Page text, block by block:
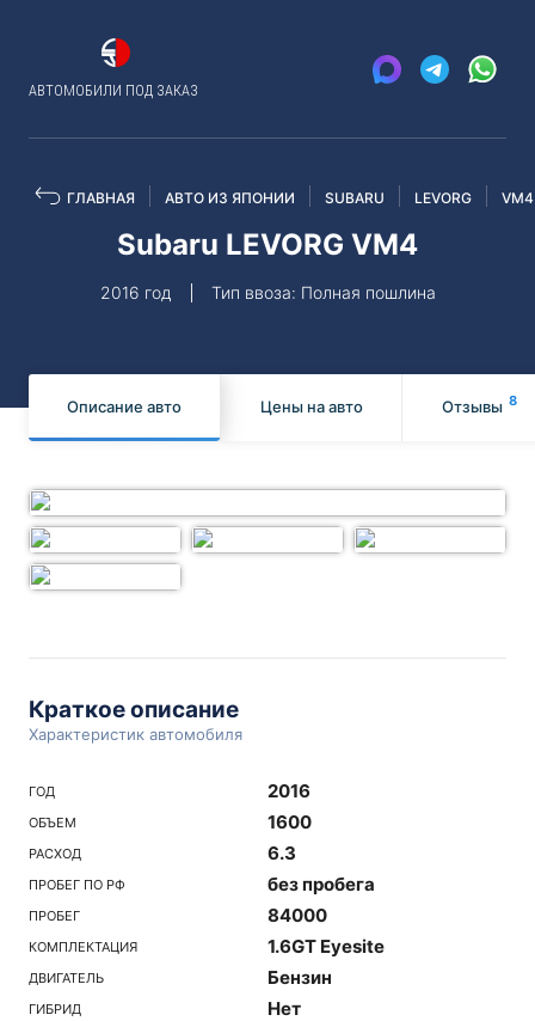
АВТОМОБИЛИ ПОД ЗАКАЗ
ГЛАВНАЯ АВТО ИЗ ЯПОНИИ SUBARU LEVORG VM4
Subaru LEVORG VM4
2016 год Тип ввоза: Полная пошлина
Описание авто Цены на авто Отзывы 8
Краткое описание
Характеристик автомобиля
ГОД 2016
ОБЪЕМ 1600
РАСХОД 6.3
ПРОБЕГ ПО РФ без пробега
ПРОБЕГ 84000
КОМПЛЕКТАЦИЯ 1.6GT Eyesite
ДВИГАТЕЛЬ Бензин
ГИБРИД Нет